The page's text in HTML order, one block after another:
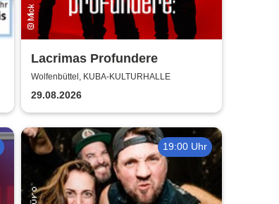
Lacrimas Profundere
Wolfenbüttel, KUBA-KULTURHALLE
29.08.2026
19:00 Uhr